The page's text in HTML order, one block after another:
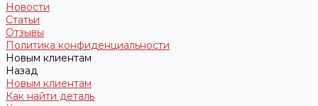
Новости
Статьи
Отзывы
Политика конфиденциальности
Новым клиентам
Назад
Новым клиентам
Как найти деталь